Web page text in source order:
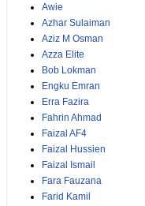
Awie
Azhar Sulaiman
Aziz M Osman
Azza Elite
Bob Lokman
Engku Emran
Erra Fazira
Fahrin Ahmad
Faizal AF4
Faizal Hussien
Faizal Ismail
Fara Fauzana
Farid Kamil